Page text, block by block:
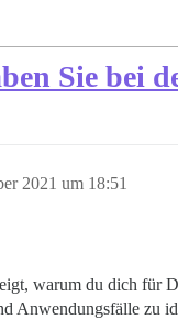
Sie bei
2021 um 18:51
warum du dich für
Anwendungsfälle zu